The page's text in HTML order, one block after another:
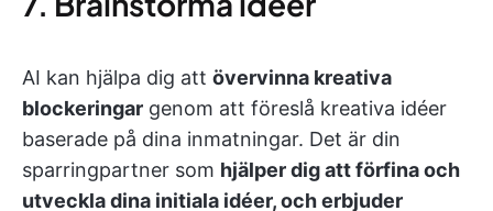
AI kan hjälpa dig att övervinna kreativa
blockeringar genom att föreslå kreativa idéer
baserade på dina inmatningar. Det är din
sparringpartner som hjälper dig att förfina och
utveckla dina initiala idéer, och erbjuder